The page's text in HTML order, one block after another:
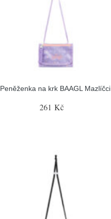
Peněženka na krk BAAGL Mazlíčci
261 Kč